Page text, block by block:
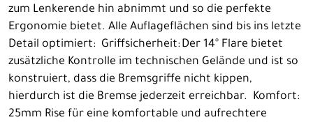
zum Lenkerende hin abnimmt und so die perfekte
Ergonomie bietet. Alle Auflageflächen sind bis ins letzte
Detail optimiert: Griffsicherheit: Der 14° Flare bietet
zusätzliche Kontrolle im technischen Gelände und ist so
konstruiert, dass die Bremsgriffe nicht kippen,
hierdurch ist die Bremse jederzeit erreichbar. Komfort:
25mm Rise für eine komfortable und aufrechtere